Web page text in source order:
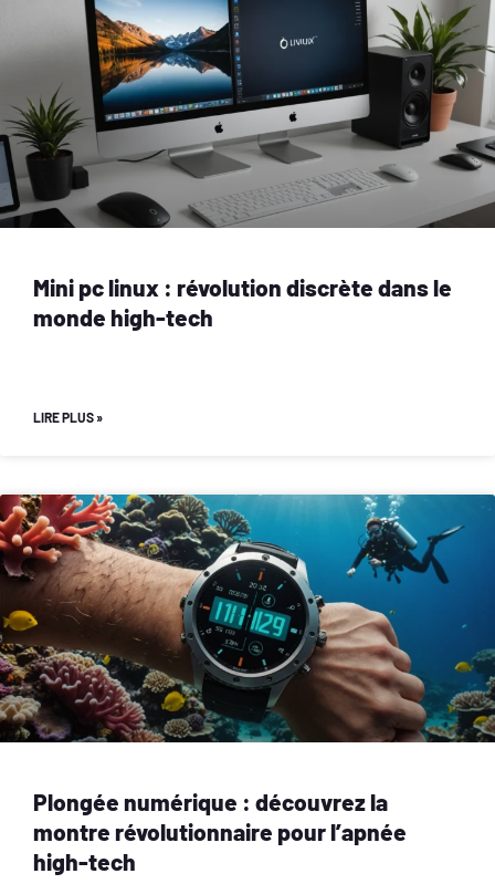
Mini pc linux : révolution discrète dans le
monde high-tech
LIRE PLUS »
Plongée numérique : découvrez la
montre révolutionnaire pour l’apnée
high-tech